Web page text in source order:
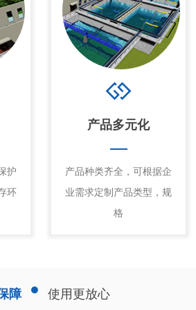
护
环
产品多元化
产品种类齐全，可根据企
业需求定制产品类型，规
格
障 使用更放心